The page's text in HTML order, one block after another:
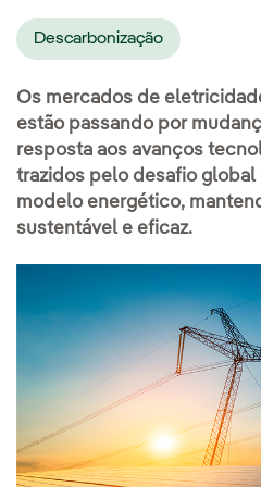
Descarbonização
Os mercados de
estão passando por
resposta aos avanços
trazidos pelo desafio global
modelo energético,
sustentável e eficaz.